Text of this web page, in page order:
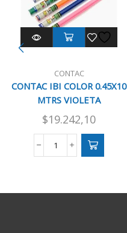
CONTAC
CONTAC IBI COLOR 0.45X10
MTRS VIOLETA
$19.242,10
CONTAC
MTRS